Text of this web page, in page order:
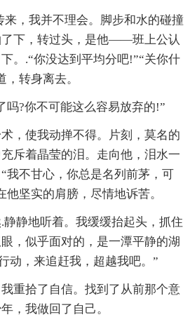
来，我并不理会。脚步和水的碰撞
了下，转过头，是他——班上公认
。.“你没达到平均分吧!”“关你什
转身离去。
吗?你不可能这么容易放弃的!”
，使我动掸不得。片刻，莫名的
斥着晶莹的泪。走向他，泪水一
我不甘心，你总是名列前茅，可
实的肩膀，尽情地诉苦。
静静地听着。我缓缓抬起头，抓住
，似乎面对的，是一潭平静的湖
动，来追赶我，超越我吧。”
重拾了自信。找到了从前那个意
，我做回了自己。